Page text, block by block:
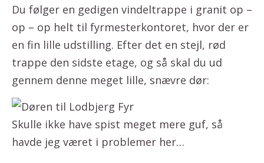
Du følger en gedigen vindeltrappe i granit op –
op – op helt til fyrmesterkontoret, hvor der er
en fin lille udstilling. Efter det en stejl, rød
trappe den sidste etage, og så skal du ud
gennem denne meget lille, snævre dør:
Skulle ikke have spist meget mere guf, så
havde jeg været i problemer her…